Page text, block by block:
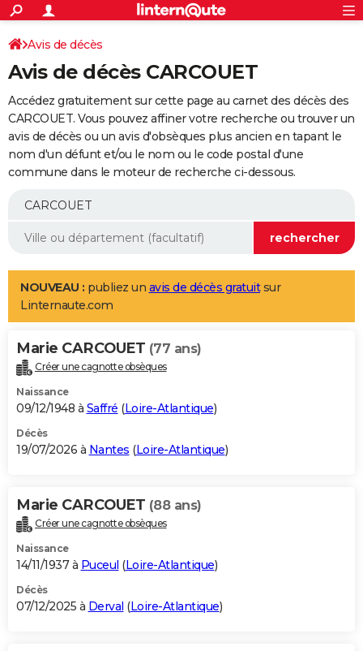
ACTUALITÉS
Politique
Société
Faits Divers
Education
Monde
Villes
+
SPORT
Coupe du monde 2026
Football
Tennis
Cyclisme
Rugby
Forum
Programme TV
TNT
Streaming
Cinéma
Sorties cinéma
Musique
+
FINANCE
Retraite
Epargne
Immobilier
Risques naturels par ville
Banque
Assurance
AUTO
Essais
Réserver un essai
Citadines
Berlines
SUV
Forum auto
+
Mobiles
Meilleur smartphone
Internet
Ordinateurs
Jeux vidéo
Guide high-tech
Aménagement intérieur
LIFESTYLE
Art de vivre
Bien-être
Loisirs
Mode
Modes de vie
Alimentation
Guide de la santé
Maladies
Médicaments
Sommeil
VOYAGE
Destinations
City break
Voyage nature
Voyage de noces
Forum
Climat
+PHOTO
GUIDES D'ACHAT
BONS PLANS
Carte de Noël
Carte Bonne année
Carte Saint-Valentin
Carte Pâques
Carte d'anniversaire
DICTIONNAIRE
Dictionnaire
Biographies
Citations
Expressions
Proverbes
PROGRAMME TV
S'inscrire
Se connecter
Lycées
Collèges
Primaires
Universités
Entreprises
Service militaire
Avis de recherche
AVIS DE DÉCÈS
Avis de décès
Avis de décès CARCOUET
Accédez gratuitement sur cette page au carnet des décès des
CARCOUET. Vous pouvez affiner votre recherche ou trouver un
avis de décès ou un avis d'obsèques plus ancien en tapant le
nom d'un défunt et/ou le nom ou le code postal d'une
commune dans le moteur de recherche ci-dessous.
NOUVEAU : publiez un avis de décès gratuitsur
Linternaute.com
Marie CARCOUET (77 ans)
Créer une cagnotte obsèques
Naissance
09/12/1948 à Saffré (Loire-Atlantique)
Décès
19/07/2026 à Nantes (Loire-Atlantique)
Marie CARCOUET (88 ans)
Créer une cagnotte obsèques
Naissance
14/11/1937 à Puceul (Loire-Atlantique)
Décès
07/12/2025 à Derval (Loire-Atlantique)